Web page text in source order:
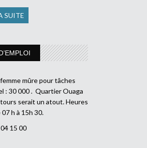
SUITE
mûre pour tâches
: 30 000 . Quartier Ouaga
serait un atout. Heures
h à 15h 30.
15 00